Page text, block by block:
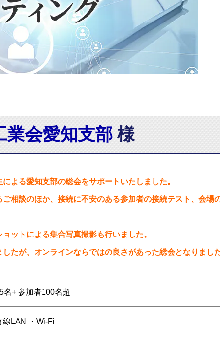
業会愛知支部様
よる愛知支部の総会をサポートいたしました。
相談のほか、接続に不安のある参加者の接続テスト、会場
ットによる集合写真撮影も行いました。
たが、オンラインならではの良さがあった総会となりまし
名+ 参加者100名超
線LAN ・Wi-Fi